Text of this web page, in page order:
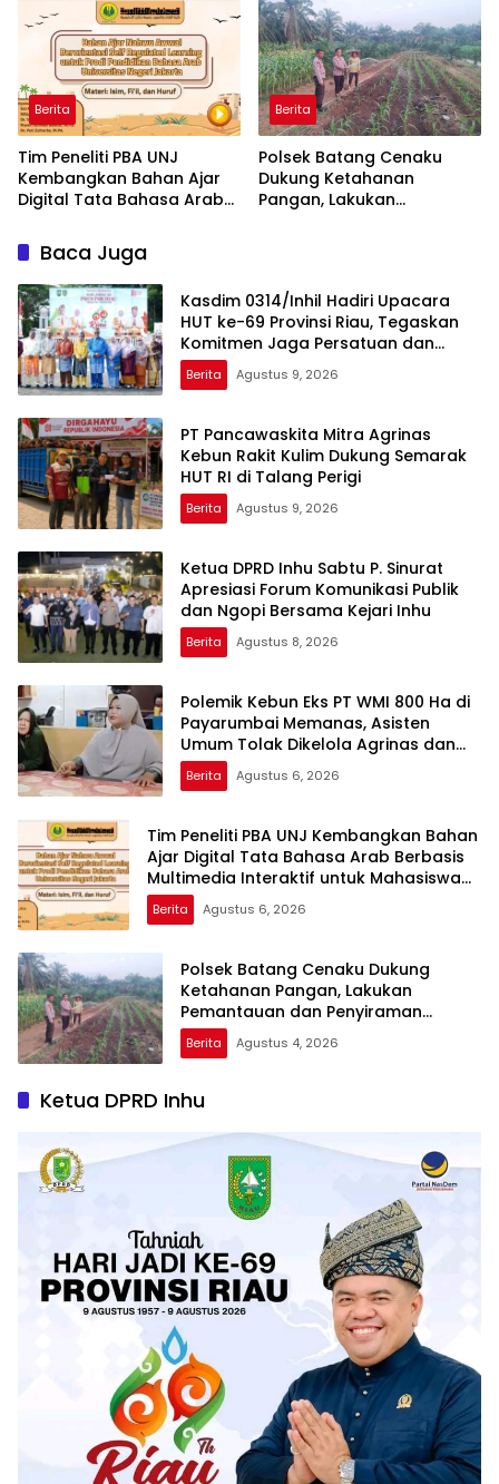
Berita
Tim Peneliti PBA UNJ
Kembangkan Bahan Ajar
Digital Tata Bahasa Arab
Interaktif untuk Mahasiswa
Pemula
Berita
Polsek Batang Cenaku
Dukung Ketahanan
Pangan, Lakukan
Baca Juga
Kasdim 0314/Inhil Hadiri Upacara
HUT ke-69 Provinsi Riau, Tegaskan
Komitmen Jaga Persatuan dan
Pembangunan
Berita Agustus 9, 2026
‎PT Pancawaskita Mitra Agrinas
Kebun Rakit Kulim Dukung Semarak
HUT RI di Talang Perigi
Berita Agustus 9, 2026
Ketua DPRD Inhu Sabtu P. Sinurat
Apresiasi Forum Komunikasi Publik
dan Ngopi Bersama Kejari Inhu
Berita Agustus 8, 2026
Polemik Kebun Eks PT WMI 800 Ha di
Payarumbai Memanas, Asisten
Umum Tolak Dikelola Agrinas dan
Tantang Presiden Prabowo
Berita Agustus 6, 2026
Tim Peneliti PBA UNJ Kembangkan Bahan
Ajar Digital Tata Bahasa Arab Berbasis
Multimedia Interaktif untuk Mahasiswa
Pemula
Berita Agustus 6, 2026
Polsek Batang Cenaku Dukung
Ketahanan Pangan, Lakukan
Pemantauan dan Penyiraman
Tanaman Jagung Pipil di Desa Aur
Cina
Berita Agustus 4, 2026
Ketua DPRD Inhu